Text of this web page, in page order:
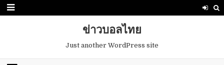
ข่าวบอลไทย
Just another WordPress site